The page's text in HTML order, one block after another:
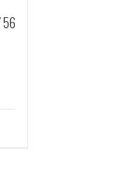
56